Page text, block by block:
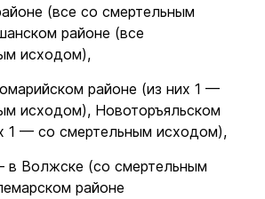
(все со смертельным
районе (все
исходом),
районе (из них 1 —
исходом), Новоторъяльском
1 — со смертельным исходом),
в Волжске (со смертельным
районе